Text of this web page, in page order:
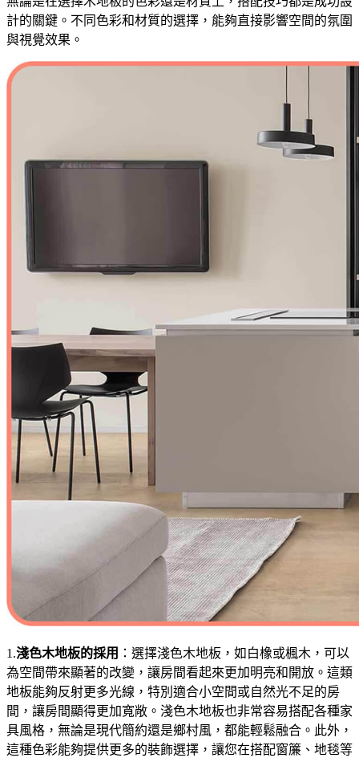
計的關鍵。不同色彩和材質的選擇，能夠直接影響空間的氛圍
與視覺效果。
1.淺色木地板的採用 ：選擇淺色木地板，如白橡或楓木，可以
為空間帶來顯著的改變，讓房間看起來更加明亮和開放。這類
地板能夠反射更多光線，特別適合小空間或自然光不足的房
間，讓房間顯得更加寬敞。淺色木地板也非常容易搭配各種家
具風格，無論是現代簡約還是鄉村風，都能輕鬆融合。此外，
這種色彩能夠提供更多的裝飾選擇，讓您在搭配窗簾、地毯等